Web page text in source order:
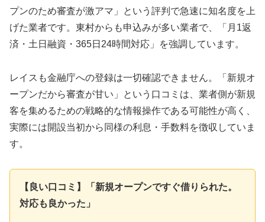
プンのため審査が激アマ」という評判で急速に知名度を上
げた業者です。東村からも申込みが多い業者で、「月1返
済・土日融資・365日24時間対応」を強調しています。
レイスも金融庁への登録は一切確認できません。「新規オ
ープンだから審査が甘い」という口コミは、業者側が新規
客を集めるための戦略的な情報操作である可能性が高く、
実際には開設当初から同様の利息・手数料を徴収していま
す。
【良い口コミ】「新規オープンですぐ借りられた。
対応も良かった」